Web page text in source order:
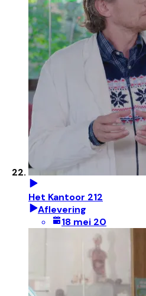
Het Kantoor 212
Aflevering
18 mei 20